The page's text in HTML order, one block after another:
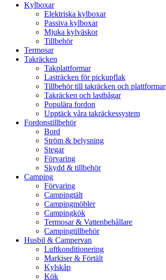
Kylboxar
Elektriska kylboxar
Passiva kylboxar
Mjuka kylväskor
Tillbehör
Termosar
Takräcken
Takplattformar
Lasträcken för pickupflak
Tillbehör till takräcken och plattformar
Takräcken och lastbågar
Populära fordon
Upptäck våra takräckessystem
Fordonstillbehör
Bord
Ström & belysning
Stegar
Förvaring
Skydd & tillbehör
Camping
Förvaring
Campingtält
Campingmöbler
Campingkök
Termosar & Vattenbehållare
Campingtillbehör
Husbil & Campervan
Luftkonditionering
Markiser & Förtält
Kylskåp
Kök